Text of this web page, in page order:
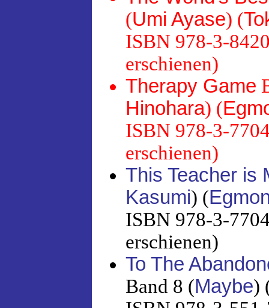
(Umi Ayase) (
ISBN 978-3-
erschienen)
Therapy Game
Hinohara) (
ISBN 978-3-
erschienen)
This Teacher is
Kasumi) (
ISBN 978-3-
erschienen)
To The
Band 8 (Maybe)